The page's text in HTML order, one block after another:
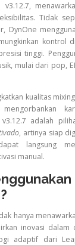
Tidak
DynOne
kontrol
tinggi.
mulai dari pop,
kualitas
adalah
, artinya siap
langsung
manual.
hanya
inovasi dalam
adaptif dari